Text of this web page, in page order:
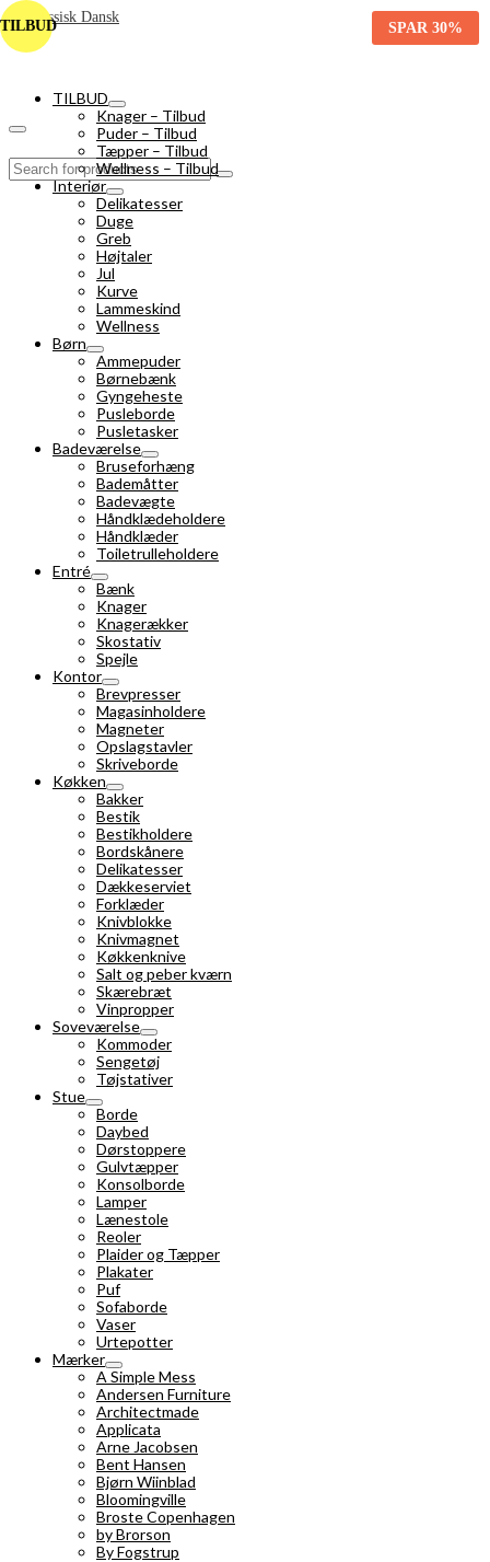
Search
for:
TILBUD
Knager – Tilbud
Puder – Tilbud
Tæpper – Tilbud
Wellness – Tilbud
Interiør
Delikatesser
Duge
Greb
Højtaler
Jul
Kurve
Lammeskind
Wellness
Børn
Ammepuder
Børnebænk
Gyngeheste
Pusleborde
Pusletasker
Badeværelse
Bruseforhæng
Bademåtter
Badevægte
Håndklædeholdere
Håndklæder
Toiletrulleholdere
Entré
Bænk
Knager
Knagerækker
Skostativ
Spejle
Kontor
Brevpresser
Magasinholdere
Magneter
Opslagstavler
Skriveborde
Køkken
Bakker
Bestik
Bestikholdere
Bordskånere
Delikatesser
Dækkeserviet
Forklæder
Knivblokke
Knivmagnet
Køkkenknive
Salt og peber kværn
Skærebræt
Vinpropper
Soveværelse
Kommoder
Sengetøj
Tøjstativer
Stue
Borde
Daybed
Dørstoppere
Gulvtæpper
Konsolborde
Lamper
Lænestole
Reoler
Plaider og Tæpper
Plakater
Puf
Sofaborde
Vaser
Urtepotter
Mærker
A Simple Mess
Andersen Furniture
Architectmade
Applicata
Arne Jacobsen
Bent Hansen
Bjørn Wiinblad
Bloomingville
Broste Copenhagen
by Brorson
By Fogstrup
TILBUD SPAR 30%